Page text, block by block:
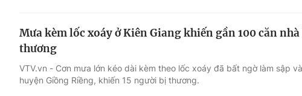
Mưa kèm lốc xoáy ở Kiên Giang khiến gần 100 căn
thương
VTV.vn - Cơn mưa lớn kéo dài kèm theo lốc xoáy đã bất ngờ làm sập
huyện Giồng Riềng, khiến 15 người bị thương.